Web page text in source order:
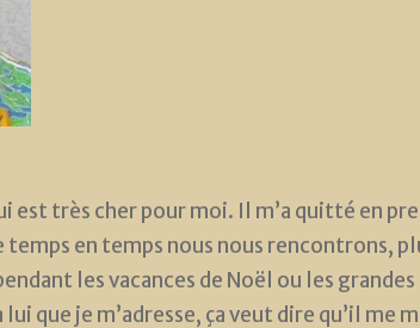
est très cher pour moi. Il m’a quitté en
temps en temps nous nous rencontrons,
les vacances de Noël ou les grandes
lui que je m’adresse, ça veut dire qu’il me